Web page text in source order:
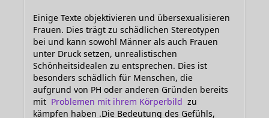
Einige Texte objektivieren und übersexualisieren
Frauen. Dies trägt zu schädlichen Stereotypen
bei und kann sowohl Männer als auch Frauen
unter Druck setzen, unrealistischen
Schönheitsidealen zu entsprechen. Dies ist
besonders schädlich für Menschen, die
aufgrund von PH oder anderen Gründen bereits
mit Problemen mit ihrem Körperbild zu
kämpfen haben .Die Bedeutung des Gefühls,